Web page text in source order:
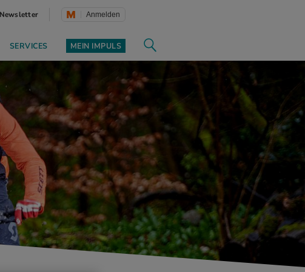
Newsletter Anmelden
SERVICES MEIN IMPULS